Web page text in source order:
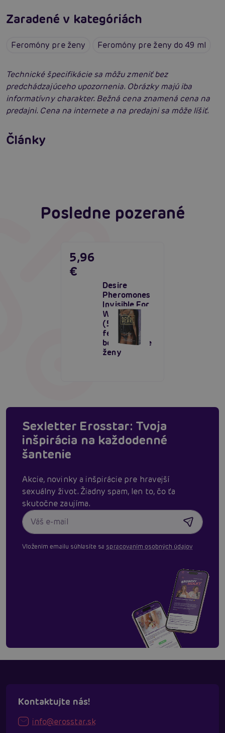
Zaradené v kategóriách
Feromóny pre ženy Feromóny pre ženy do 49 ml
Technické špecifikácie sa môžu zmeniť bez
predchádzajúceho upozornenia. Obrázky majú iba
informatívny charakter. Bežná cena znamená cena na
predajni. Cena na internete a na predajni sa môže líšiť.
Články
Ako na zlepšenie a podporu erekcie
Čítať viacej
Erotická inteligencia: Príručka Sexiómov
Posledne pozerané
Desire
Pheromones
Invisible For
Women
(5ml),
feromóny
bez vône pre
ženy
5,96
€
Sexletter Erosstar: Tvoja
inšpirácia na každodenné
šantenie
Akcie, novinky a inšpirácie pre hravejší
sexuálny život. Žiadny spam, len to, čo ťa
skutočne zaujíma.
Vložením emailu súhlasíte sa spracovaním osobných údajov
Kontaktujte nás!
info@erosstar.sk